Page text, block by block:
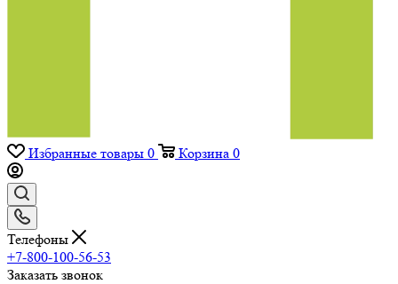
Избранные товары 0 Корзина 0
Телефоны
+7-800-100-56-53
Заказать звонок